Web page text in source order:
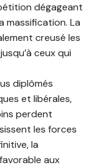
dégageant
massification. La
creusé les
ceux qui
diplômés
et libérales,
perdent
les forces
la
aux